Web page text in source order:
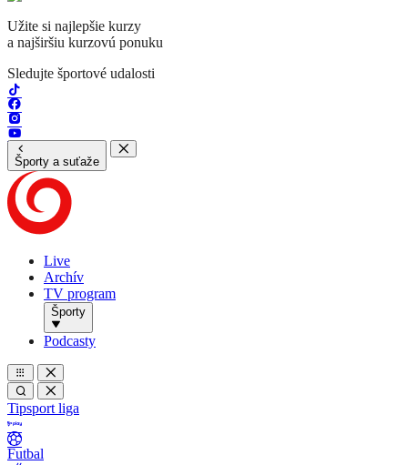
Užite si najlepšie kurzy
a najširšiu kurzovú ponuku
Sledujte športové udalosti
Športy a suťaže
Live
Archív
TV program
Športy
Podcasty
Tipsport liga
Futbal